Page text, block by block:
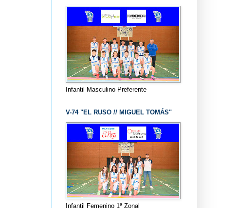
Infantil Masculino Preferente
V-74 "EL RUSO // MIGUEL TOMÁS"
Infantil Femenino 1ª Zonal